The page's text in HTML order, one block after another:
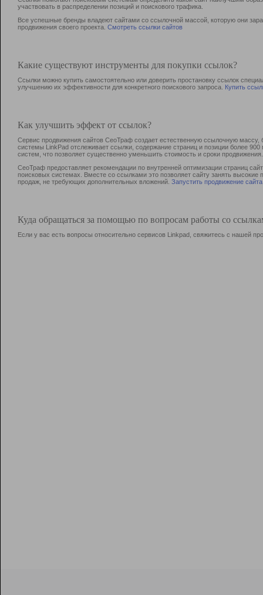
участвовать в раcпределении позиций и поискового трафика.
Все успешные бренды владеют сайтами со ссылочной массой, которую они
продвижения своего проекта. Смотреть ссылки сайтов
Какие существуют инструменты для покупки ссылок?
Ссылки можно купить самостоятельно или доверить простановку ссылок
улучшению их эффективности для конкретного поискового запроса. Купить
Как улучшить эффект от ссылок?
Сервис продвижения сайтов СеоТраф создает естественную ссылочную
системы LinkPad отслеживает ссылки, содержание страниц и позиции более
систем, что позволяет существенно уменьшить стоимость и сроки продвижения.
СеоТраф предоставляет рекомендации по внутренней оптимизации страниц
поисковых системах. Вместе со ссылками это позволяет сайту занять
продаж, не требующих дополнительных вложений. Запустить продвижение сайта
Куда обращаться за помощью по вопросам работы со
Если у вас есть вопросы относительно сервисов Linkpad, свяжитесь с нашей